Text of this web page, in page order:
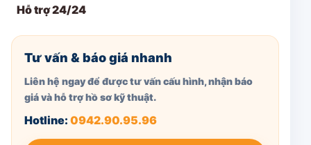
Hỗ trợ 24/24
Tư vấn & báo giá nhanh
Liên hệ ngay để được tư vấn cấu hình, nhận báo
giá và hỗ trợ hồ sơ kỹ thuật.
Hotline: 0942.90.95.96